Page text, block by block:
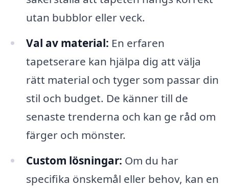
utan bubblor eller veck.
Val av material: En erfaren
tapetserare kan hjälpa dig att välja
rätt material och tyger som passar din
stil och budget. De känner till de
senaste trenderna och kan ge råd om
färger och mönster.
Custom lösningar: Om du har
specifika önskemål eller behov, kan en